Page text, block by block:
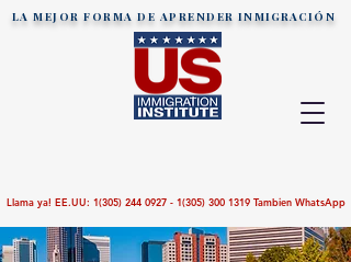
LA MEJOR FORMA DE APRENDERINMIGRACIÓN
Llama ya! EE.UU: 1(305) 244 0927 - 1(305) 300 1319Tambien WhatsApp